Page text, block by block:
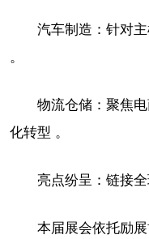
汽车制造：针对
。
物流仓储：聚焦
化转型 。
亮点纷呈：链接
本届展会依托励